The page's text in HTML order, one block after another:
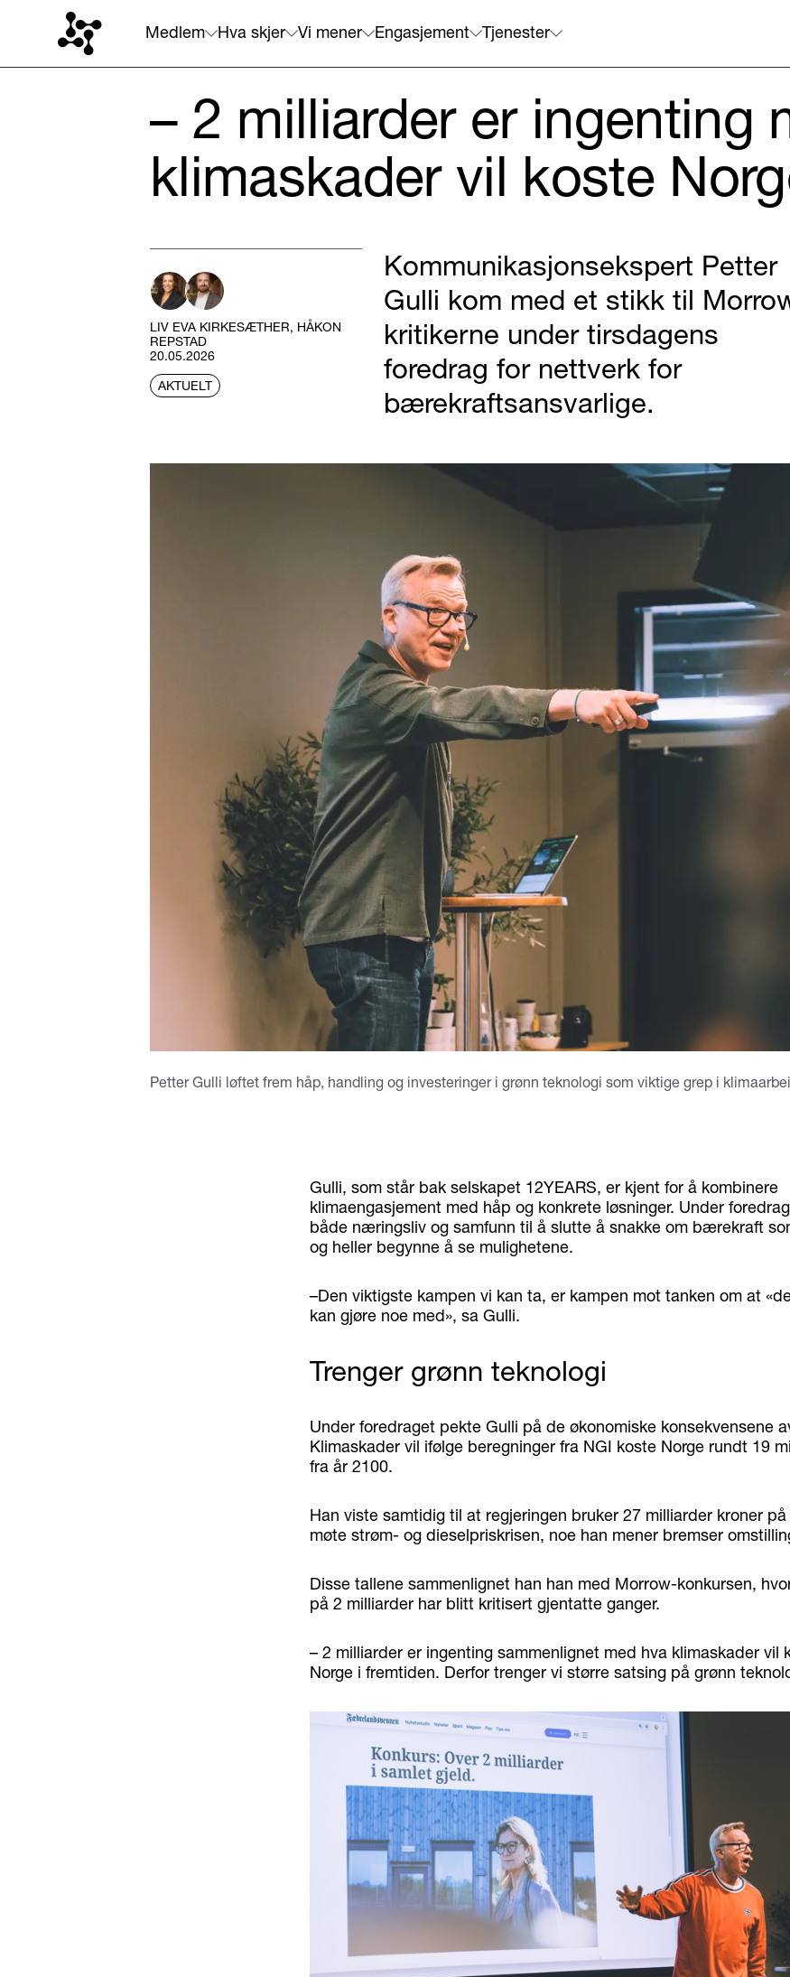
Medlem Hva skjer Vi mener Engasjement Tjenester
– 2 milliarder er ingenting
klimaskader vil koste
LIV EVA KIRKESÆTHER, HÅKON
REPSTAD
20.05.2026
AKTUELT
Kommunikasjonsekspert Petter
Gulli kom med et stikk til
kritikerne under tirsdagens
foredrag for nettverk for
bærekraftsansvarlige.
Petter Gulli løftet frem håp, handling og investeringer i grønn teknologi som viktige grep i
Gulli, som står bak selskapet 12YEARS, er kjent for å kombinere
klimaengasjement med håp og konkrete løsninger. Under
både næringsliv og samfunn til å slutte å snakke om bærekraft
og heller begynne å se mulighetene.
–Den viktigste kampen vi kan ta, er kampen mot tanken om at
kan gjøre noe med», sa Gulli.
Trenger grønn teknologi
Under foredraget pekte Gulli på de økonomiske konsekvensene
Klimaskader vil ifølge beregninger fra NGI koste Norge rundt 19
fra år 2100.
Han viste samtidig til at regjeringen bruker 27 milliarder kroner
møte strøm- og dieselpriskrisen, noe han mener bremser
Disse tallene sammenlignet han han med Morrow-konkursen,
på 2 milliarder har blitt kritisert gjentatte ganger.
– 2 milliarder er ingenting sammenlignet med hva klimaskader vil
Norge i fremtiden. Derfor trenger vi større satsing på grønn